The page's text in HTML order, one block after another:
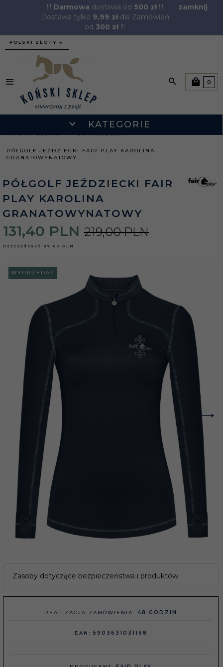
!!! Darmowa dostawa od 500 zł!!!
Dostawa tylko 9,99 złdla Zamówień
od 300 zł!!!
zamknij
currency_h
POLSKI ZŁOTY
KATEGORIE
0
STRONA GŁÓWNA DLA JEŹDŹCA
PÓŁGOLF JEŹDZIECKI FAIR PLAY KAROLINA
GRANATOWYNATOWY
PÓŁGOLF JEŹDZIECKI FAIR
PLAY KAROLINA
GRANATOWYNATOWY
131,40 PLN 219,00 PLN
Oszczędzasz 87.60 PLN
WYPRZEDAŻ
Zasoby dotyczące bezpieczeństwa i produktów
REALIZACJA ZAMÓWIENIA: 48 GODZIN
EAN: 5903631031168